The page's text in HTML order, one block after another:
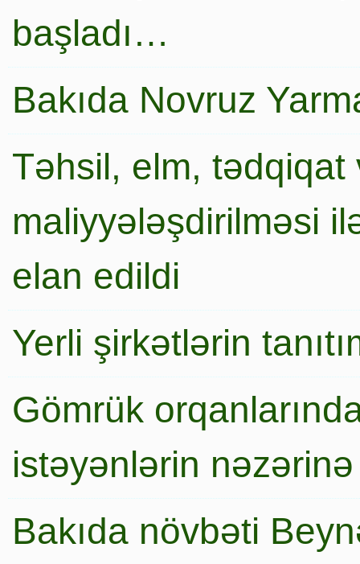
başladı…
Bakıda Novruz
Təhsil, elm,
maliyyələşdirilməsi
elan edildi
Yerli şirkətlərin
Gömrük
istəyənlərin nəzərinə
Bakıda növbəti